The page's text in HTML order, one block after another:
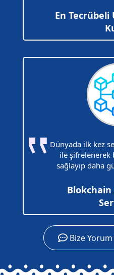
En Tecrübeli
Dünyada ilk kez
ile şifrelenerek
sağlayıp daha
Blokchain
Bize